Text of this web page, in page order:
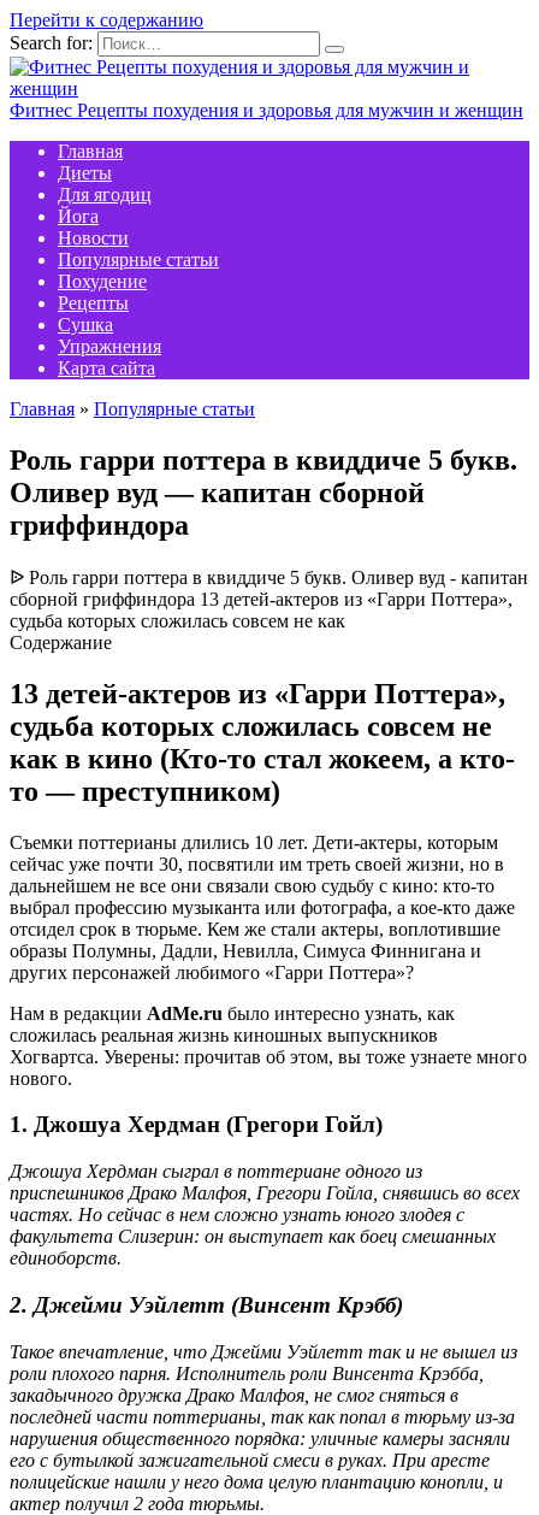
Перейти к содержанию
Search for:
Фитнес Рецепты похудения и здоровья для мужчин и женщин
Главная
Диеты
Для ягодиц
Йога
Новости
Популярные статьи
Похудение
Рецепты
Сушка
Упражнения
Карта сайта
Главная » Популярные статьи
Роль гарри поттера в квиддиче 5 букв.
Оливер вуд — капитан сборной
гриффиндора
ᐉ Роль гарри поттера в квиддиче 5 букв. Оливер вуд - капитан
сборной гриффиндора 13 детей-актеров из «Гарри Поттера»,
судьба которых сложилась совсем не как
Содержание
13 детей-актеров из «Гарри Поттера»,
судьба которых сложилась совсем не
как в кино (Кто-то стал жокеем, а кто-
то — преступником)
Съемки поттерианы длились 10 лет. Дети-актеры, которым
сейчас уже почти 30, посвятили им треть своей жизни, но в
дальнейшем не все они связали свою судьбу с кино: кто-то
выбрал профессию музыканта или фотографа, а кое-кто даже
отсидел срок в тюрьме. Кем же стали актеры, воплотившие
образы Полумны, Дадли, Невилла, Симуса Финнигана и
других персонажей любимого «Гарри Поттера»?
Нам в редакции AdMe.ru было интересно узнать, как
сложилась реальная жизнь киношных выпускников
Хогвартса. Уверены: прочитав об этом, вы тоже узнаете много
нового.
1. Джошуа Хердман (Грегори Гойл)
Джошуа Хердман сыграл в поттериане одного из
приспешников Драко Малфоя, Грегори Гойла, снявшись во всех
частях. Но сейчас в нем сложно узнать юного злодея с
факультета Слизерин: он выступает как боец смешанных
единоборств.
2. Джейми Уэйлетт (Винсент Крэбб)
Такое впечатление, что Джейми Уэйлетт так и не вышел из
роли плохого парня. Исполнитель роли Винсента Крэбба,
закадычного дружка Драко Малфоя, не смог сняться в
последней части поттерианы, так как попал в тюрьму из-за
нарушения общественного порядка: уличные камеры засняли
его с бутылкой зажигательной смеси в руках. При аресте
полицейские нашли у него дома целую плантацию конопли, и
актер получил 2 года тюрьмы.